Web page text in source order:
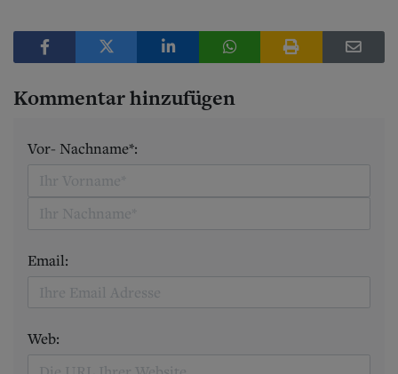
Kommentar hinzufügen
Vor- Nachname*:
Email:
Web: